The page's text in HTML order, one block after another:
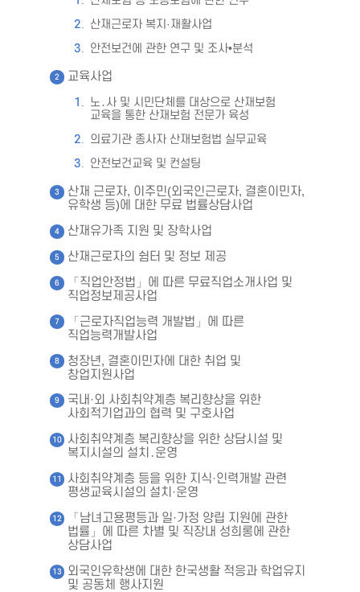
산재근로자 복지·재활사업
안전보건에 관한 연구 및 조사•분석
교육사업
노․사 및 시민단체를 대상으로 산재보험
교육을 통한 산재보험 전문가 육성
의료기관 종사자 산재보험법 실무교육
안전보건교육 및 컨설팅
산재 근로자, 이주민(외국인근로자, 결혼이민자,
유학생 등)에 대한 무료 법률상담사업
산재유가족 지원 및 장학사업
산재근로자의 쉼터 및 정보 제공
「직업안정법」에 따른 무료직업소개사업 및
직업정보제공사업
「근로자직업능력 개발법」에 따른
직업능력개발사업
청장년, 결혼이민자에 대한 취업 및
창업지원사업
국내·외 사회취약계층 복리향상을 위한
사회적기업과의 협력 및 구호사업
사회취약계층 복리향상을 위한 상담시설 및
복지시설의 설치․운영
사회취약계층 등을 위한 지식·인력개발 관련
평생교육시설의 설치·운영
「남녀고용평등과 일·가정 양립 지원에 관한
법률」에 따른 차별 및 직장내 성희롱에 관한
상담사업
외국인유학생에 대한 한국생활 적응과 학업유지
및 공동체 행사지원